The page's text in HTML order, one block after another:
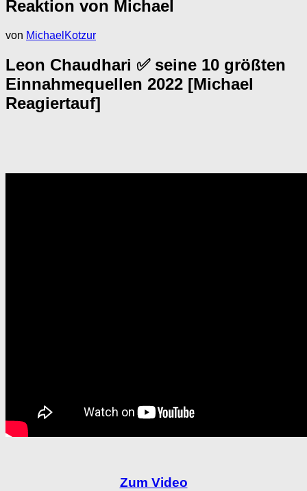
Reaktion von Michael
von MichaelKotzur
Leon Chaudhari ✅ seine 10 größten
Einnahmequellen 2022 [Michael
Reagiertauf]
Zum Video